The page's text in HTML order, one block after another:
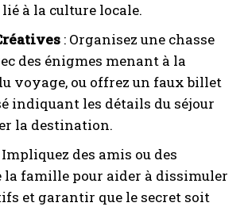
à la culture locale.
: Organisez une chasse
des énigmes menant à la
voyage, ou offrez un faux billet
indiquant les détails du séjour
la destination.
Impliquez des amis ou des
la famille pour aider à dissimuler
et garantir que le secret soit